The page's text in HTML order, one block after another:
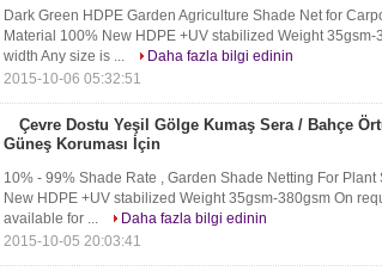
Dark Green HDPE Garden Agriculture Shade Net for
Material 100% New HDPE +UV stabilized Weight
width Any size is ...
Daha fazla bilgi edinin
2015-10-06 05:32:51
Çevre Dostu Yeşil Gölge Kumaş Sera / Bahçe
Güneş Koruması İçin
10% - 99% Shade Rate , Garden Shade Netting For
New HDPE +UV stabilized Weight 35gsm-380gsm On
available for ...
Daha fazla bilgi edinin
2015-10-05 20:03:41